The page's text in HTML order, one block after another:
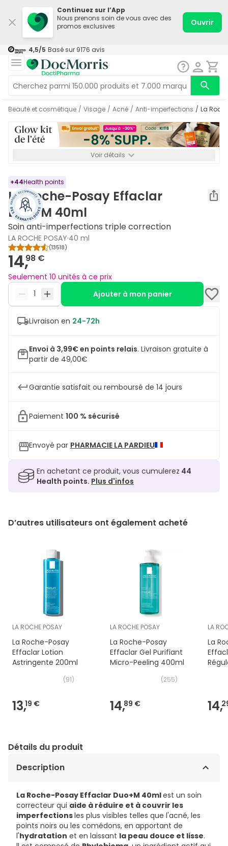
Continuez sur l’App
Nous prenons soin de vous avec des
promos exclusives
Ouvrir
4,5/5 Basé sur 9176 avis
Beauté et cosmétique / Visage / Acné / Anti-imperfections / La
Voir détails
+44Health points
La Roche-Posay Effaclar
Duo+M 40ml
Soin anti-imperfections triple correction
LA ROCHE POSAY·40 ml
(13518)
14,98 €
Seulement 10 unités à ce prix
Ajouter à mon panier
Livraison en 24-72h
Envoi à 3,99€ en points relais. Livraison gratuite à
partir de 49,00€
Garantie satisfait ou remboursé de 14 jours
Paiement 100 % sécurisé
Envoyé par PHARMACIE LA PARDIEU
En achetant ce produit, vous cumulerez 44
Health points. Plus d'infos
D’autres utilisateurs ont également acheté
LA ROCHE POSAY
La Roche-Posay
Effaclar Lotion
Astringente 200ml
(91)
13,19 €
LA ROCHE POSAY
La Roche-Posay
Effaclar Gel Purifiant
Micro-Peeling 400ml
(255)
14,89 €
LA
La
14,
Détails du produit
Description
La Roche-Posay Effaclar Duo+M 40mlest un soin
correcteur qui aide à réduire et à couvrir les
imperfectionsles plus visibles telles que l'acné, les
points noirs ou les comédons, en apportant de
l'hydratation et en laissant la peau douce et lisse.